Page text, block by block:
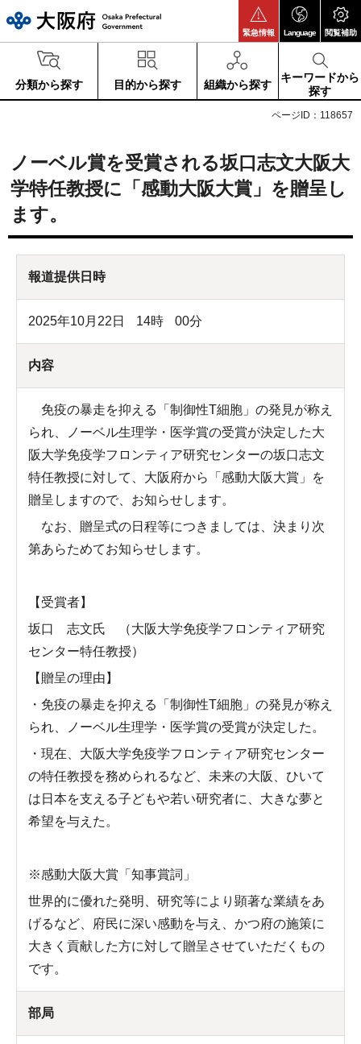
緊急情報 Language 閲覧補助
分類から探す 目的から探す 組織から探す
キーワードから
探す
ページID：118657
ノーベル賞を受賞される坂口志文大阪大
学特任教授に「感動大阪大賞」を贈呈し
ます。
報道提供日時
2025年10月22日 14時 00分
内容
免疫の暴走を抑える「制御性T細胞」の発見が称え
られ、ノーベル生理学・医学賞の受賞が決定した大
阪大学免疫学フロンティア研究センターの坂口志文
特任教授に対して、大阪府から「感動大阪大賞」を
贈呈しますので、お知らせします。
なお、贈呈式の日程等につきましては、決まり次
第あらためてお知らせします。
【受賞者】
坂口 志文氏 （大阪大学免疫学フロンティア研究
センター特任教授）
【贈呈の理由】
・免疫の暴走を抑える「制御性T細胞」の発見が称え
られ、ノーベル生理学・医学賞の受賞が決定した。
・現在、大阪大学免疫学フロンティア研究センター
の特任教授を務められるなど、未来の大阪、ひいて
は日本を支える子どもや若い研究者に、大きな夢と
希望を与えた。
※感動大阪大賞「知事賞詞」
世界的に優れた発明、研究等により顕著な業績をあ
げるなど、府民に深い感動を与え、かつ府の施策に
大きく貢献した方に対して贈呈させていただくもの
です。
部局